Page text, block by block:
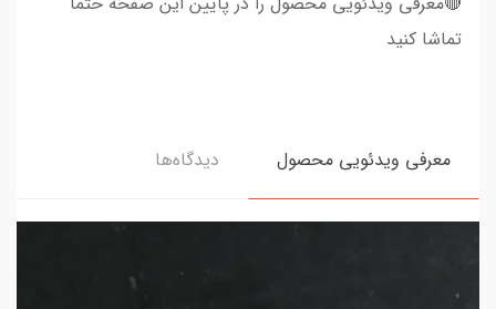
تماشا کنید
معرفی ویدئویی محصول دیدگاه‌ها